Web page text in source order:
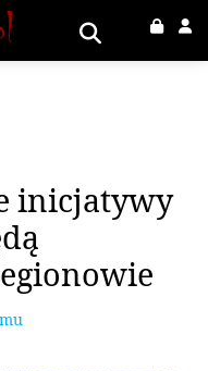
inicjatywy